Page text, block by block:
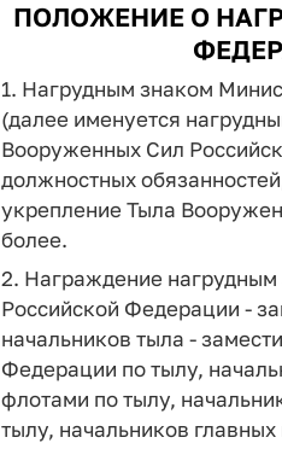
ПОЛОЖЕНИЕ О
1. Нагрудным знаком
(далее именуется
Вооруженных Сил
должностных
укрепление Тыла
более.
2. Награждение
Российской Федерации -
начальников тыла -
Федерации по тылу,
флотами по тылу,
тылу, начальников